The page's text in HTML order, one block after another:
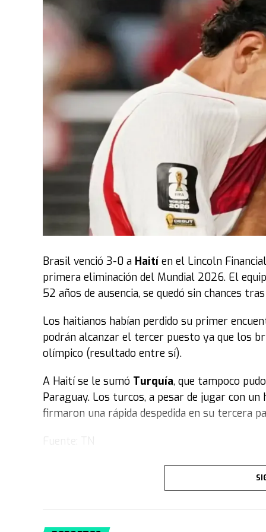
Brasil venció 3-0 a Haití en el Lincoln
primera eliminación del Mundial 2026. El
52 años de ausencia, se quedó sin chances
Los haitianos habían perdido su primer
podrán alcanzar el tercer puesto ya que los
olímpico (resultado entre sí).
A Haití se le sumó Turquía, que tampoco
Paraguay. Los turcos, a pesar de jugar con
firmaron una rápida despedida en su tercera